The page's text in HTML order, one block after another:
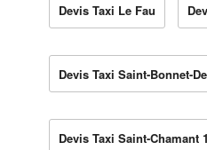
Devis Taxi Le Fau
Devis Taxi Saint-Bonnet-
Devis Taxi Saint-Chamant